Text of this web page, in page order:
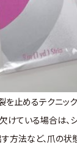
を止めるテクニッ
けている場合は、
方法など、爪の状